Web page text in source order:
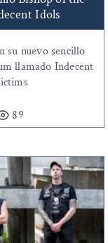
Idols
su nuevo sencillo
llamado Indecent
89